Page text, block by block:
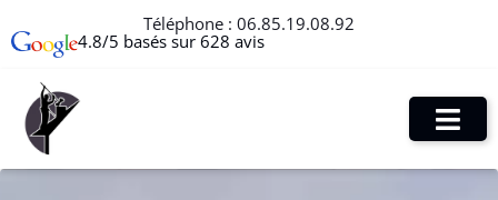
Téléphone : 06.85.19.08.92
4.8/5 basés sur 628 avis